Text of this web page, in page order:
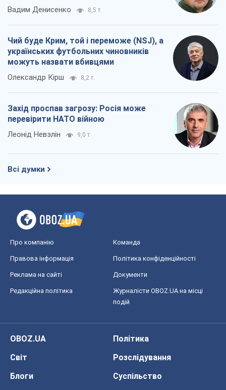
Вадим Денисенко 8,5 т.
Чий буде Крим, той і переможе (NSJ), а
українських футбольних чиновників
можуть назвати вбивцями
Олександр Кірш 8,2 т.
Захід проспав загрозу: Росія може
перевірити НАТО війною
Леонід Невзлін 9,0 т.
Всі думки
Про компанію Команда
Правова інформація Політика конфіденційності
Реклама на сайті Документи
Редакційна політика
Журналісти OBOZ.UA на місці
подій
OBOZ.UA
Політика
Світ
Розслідування
Блоги
Суспільство